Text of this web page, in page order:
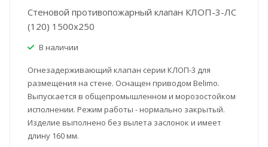
Стеновой противопожарный клапан КЛОП-3-ЛС
(120) 1500x250
В наличии
Огнезадерживающий клапан серии КЛОП-3 для
размещения на стене. Оснащен приводом Belimo.
Выпускается в общепромышленном и морозостойком
исполнении. Режим работы - нормально закрытый.
Изделие выполнено без вылета заслонок и имеет
длину 160 мм.